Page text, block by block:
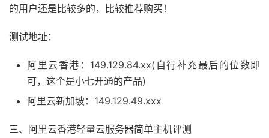
的用户还是比较多的，比较推荐购买！
测试地址：
阿里云香港：149.129.84.xx(自行补充最后的位数即
可，这个是小七开通的产品)
阿里云新加坡：149.129.49.xxx
三、阿里云香港轻量云服务器简单主机评测